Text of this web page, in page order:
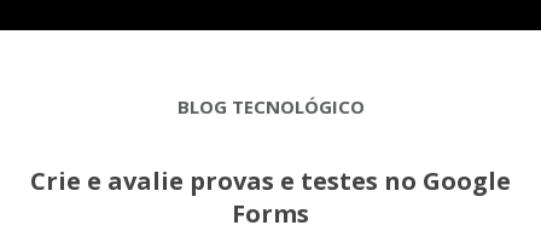
BLOG TECNOLÓGICO
Crie e avalie provas e testes no Google
Forms